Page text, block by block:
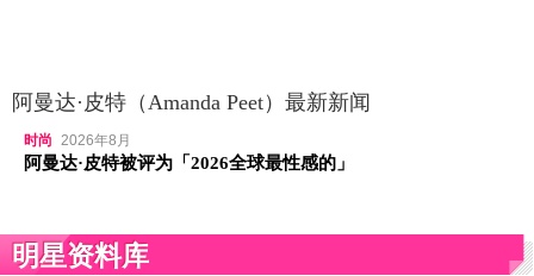
阿曼达·皮特（Amanda Peet）最新新闻
时尚 2026年8月
阿曼达·皮特被评为「2026全球最性感的」
明星资料库